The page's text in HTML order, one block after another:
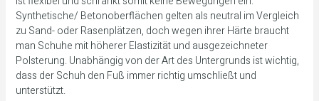
Synthetische/ Betonoberflächen gelten als neutral im Vergleich
zu Sand- oder Rasenplätzen, doch wegen ihrer Härte braucht
man Schuhe mit höherer Elastizität und ausgezeichneter
Polsterung. Unabhängig von der Art des Untergrunds ist wichtig,
dass der Schuh den Fuß immer richtig umschließt und
unterstützt.